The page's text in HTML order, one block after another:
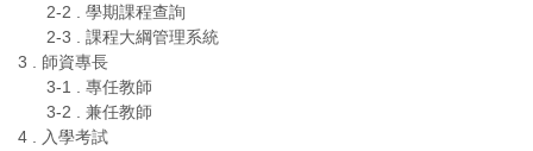
2-2 . 學期課程查詢
2-3 . 課程大綱管理系統
3 . 師資專長
3-1 . 專任教師
3-2 . 兼任教師
4 . 入學考試